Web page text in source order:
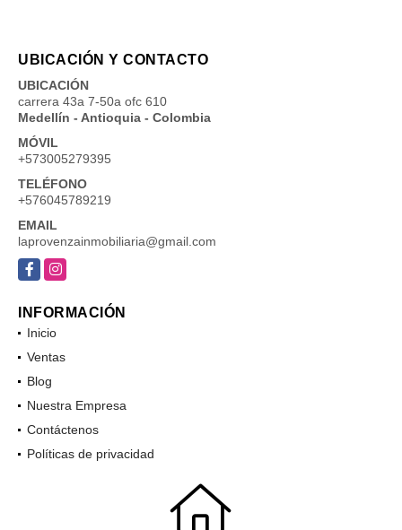
UBICACIÓN Y CONTACTO
UBICACIÓN
carrera 43a 7-50a ofc 610
Medellín - Antioquia - Colombia
MÓVIL
+573005279395
TELÉFONO
+576045789219
EMAIL
laprovenzainmobiliaria@gmail.com
FacebookInstagram
INFORMACIÓN
Inicio
Ventas
Blog
Nuestra Empresa
Contáctenos
Políticas de privacidad